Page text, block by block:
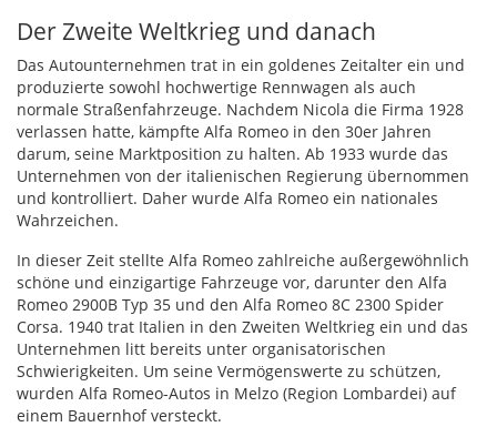
Der Zweite Weltkrieg und danach
Das Autounternehmen trat in ein goldenes Zeitalter ein und
produzierte sowohl hochwertige Rennwagen als auch
normale Straßenfahrzeuge. Nachdem Nicola die Firma 1928
verlassen hatte, kämpfte Alfa Romeo in den 30er Jahren
darum, seine Marktposition zu halten. Ab 1933 wurde das
Unternehmen von der italienischen Regierung übernommen
und kontrolliert. Daher wurde Alfa Romeo ein nationales
Wahrzeichen.
In dieser Zeit stellte Alfa Romeo zahlreiche außergewöhnlich
schöne und einzigartige Fahrzeuge vor, darunter den Alfa
Romeo 2900B Typ 35 und den Alfa Romeo 8C 2300 Spider
Corsa. 1940 trat Italien in den Zweiten Weltkrieg ein und das
Unternehmen litt bereits unter organisatorischen
Schwierigkeiten. Um seine Vermögenswerte zu schützen,
wurden Alfa Romeo-Autos in Melzo (Region Lombardei) auf
einem Bauernhof versteckt.